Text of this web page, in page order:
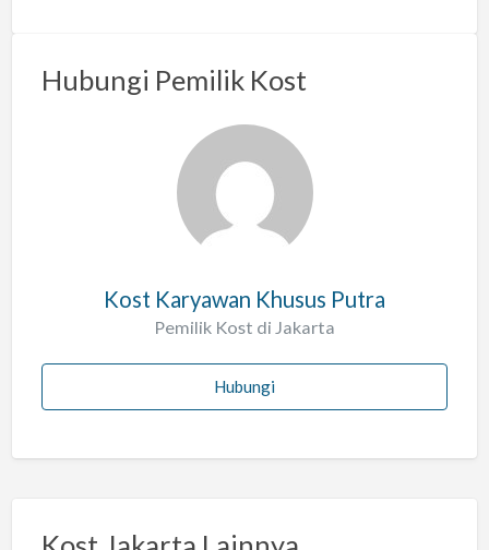
Hubungi Pemilik Kost
Kost Karyawan Khusus Putra
Pemilik Kost di Jakarta
Hubungi